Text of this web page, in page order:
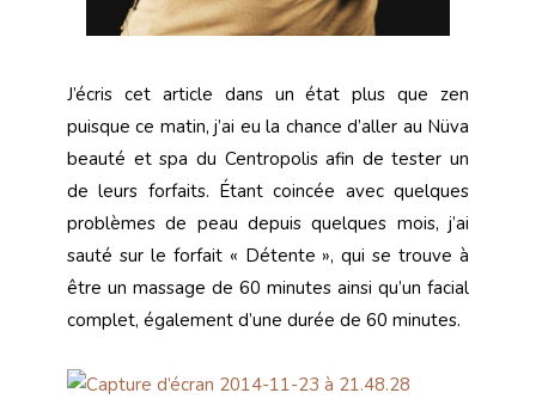
J’écris cet article dans un état plus que zen
puisque ce matin, j’ai eu la chance d’aller au Nüva
beauté et spa du Centropolis afin de tester un
de leurs forfaits. Étant coincée avec quelques
problèmes de peau depuis quelques mois, j’ai
sauté sur le forfait « Détente », qui se trouve à
être un massage de 60 minutes ainsi qu’un facial
complet, également d’une durée de 60 minutes.